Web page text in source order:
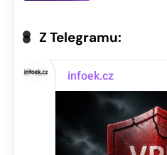
Z Telegramu: